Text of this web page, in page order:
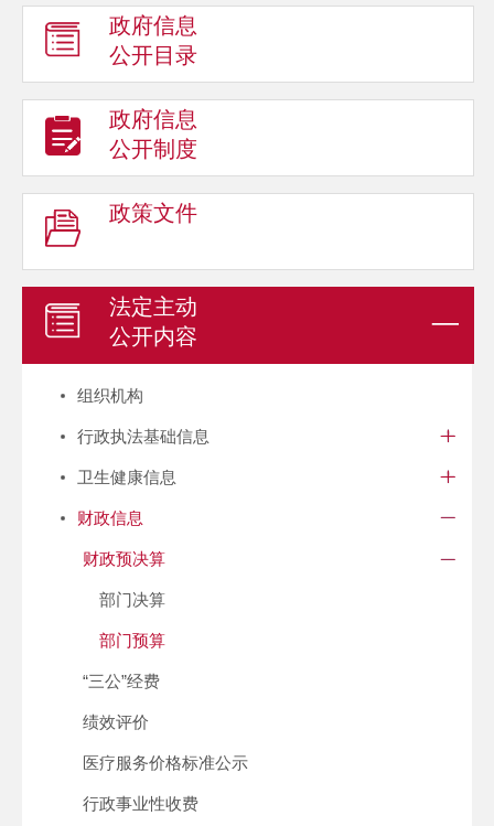
政府信息
公开目录
政府信息
公开制度
政策文件
法定主动
公开内容
组织机构
行政执法基础信息
卫生健康信息
财政信息
财政预决算
部门决算
部门预算
“三公”经费
绩效评价
医疗服务价格标准公示
行政事业性收费